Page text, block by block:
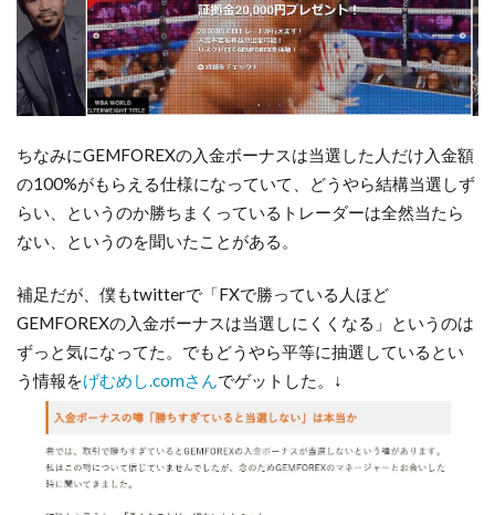
ちなみにGEMFOREXの入金ボーナスは当選した人だけ入金額
の100%がもらえる仕様になっていて、どうやら結構当選しず
らい、というのか勝ちまくっているトレーダーは全然当たら
ない、というのを聞いたことがある。
補足だが、僕もtwitterで「FXで勝っている人ほど
GEMFOREXの入金ボーナスは当選しにくくなる」というのは
ずっと気になってた。でもどうやら平等に抽選しているとい
う情報をげむめし.comさんでゲットした。↓